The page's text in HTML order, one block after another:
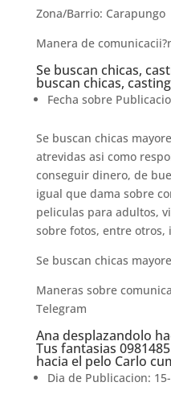
Zona/Barrio: Carapungo
Manera de
Se buscan chicas,
buscan chicas,
Fecha sobre
Se buscan chicas
atrevidas asi­ como
conseguir dinero, de
igual que dama sobre
peliculas para adultos,
sobre fotos, entre
Se buscan chicas
Maneras sobre
Telegram
Ana desplazandolo
Tus fantasias
hacia el pelo Carlo
Dia de Publicacion: